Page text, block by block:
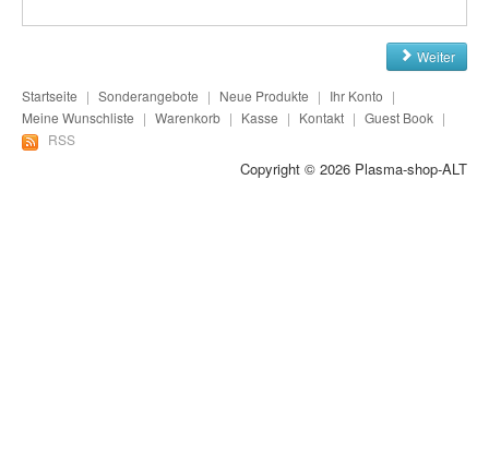
Plasma-Wasser
Stromeinheiten
Versandkosten
Weiter
Startseite | Sonderangebote | Neue Produkte | Ihr Konto |
Meine Wunschliste | Warenkorb | Kasse | Kontakt | Guest Book |
RSS
Copyright © 2026 Plasma-shop-ALT